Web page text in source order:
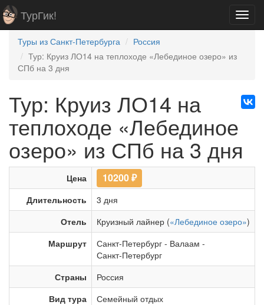
ТурГик!
Туры из Санкт-Петербурга
Россия
Тур: Круиз ЛО14 на теплоходе «Лебединое озеро» из
СПб на 3 дня
Тур: Круиз ЛО14 на
теплоходе «Лебединое
озеро» из СПб на 3 дня
Цена 10200₽
Длительность
3 дня
Отель
Круизный лайнер («Лебединое озеро»)
Маршрут
Санкт-Петербург - Валаам -
Санкт-Петербург
Страны
Россия
Вид тура
Семейный отдых